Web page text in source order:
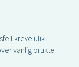
kreve ulik
vanlig brukte